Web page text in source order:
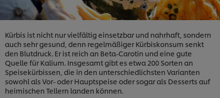
Kürbis ist nicht nur vielfältig einsetzbar und nahrhaft, sondern
auch sehr gesund, denn regelmäßiger Kürbiskonsum senkt
den Blutdruck. Er ist reich an Beta-Carotin und eine gute
Quelle für Kalium. Insgesamt gibt es etwa 200 Sorten an
Speisekürbissen, die in den unterschiedlichsten Varianten
sowohl als Vor- oder Hauptspeise oder sogar als Desserts auf
heimischen Tellern landen können.